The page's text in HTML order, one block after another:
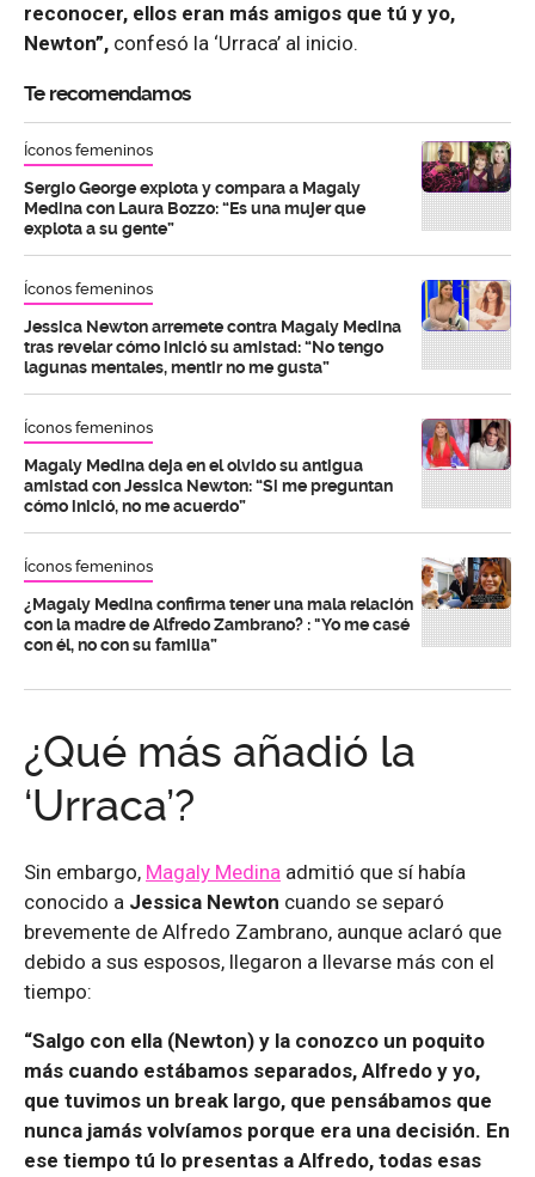
reconocer, ellos eran más amigos que tú y yo,
Newton”, confesó la ‘Urraca’ al inicio.
Te recomendamos
Íconos femeninos
Sergio George explota y compara a Magaly
Medina con Laura Bozzo: “Es una mujer que
explota a su gente”
Íconos femeninos
Jessica Newton arremete contra Magaly Medina
tras revelar cómo inició su amistad: “No tengo
lagunas mentales, mentir no me gusta”
Íconos femeninos
Magaly Medina deja en el olvido su antigua
amistad con Jessica Newton: “Si me preguntan
cómo inició, no me acuerdo”
Íconos femeninos
¿Magaly Medina confirma tener una mala relación
con la madre de Alfredo Zambrano? : "Yo me casé
con él, no con su familia”
¿Qué más añadió la
‘Urraca’?
Sin embargo, Magaly Medina admitió que sí había
conocido a Jessica Newton cuando se separó
brevemente de Alfredo Zambrano, aunque aclaró que
debido a sus esposos, llegaron a llevarse más con el
tiempo:
“Salgo con ella (Newton) y la conozco un poquito
más cuando estábamos separados, Alfredo y yo,
que tuvimos un break largo, que pensábamos que
nunca jamás volvíamos porque era una decisión. En
ese tiempo tú lo presentas a Alfredo, todas esas